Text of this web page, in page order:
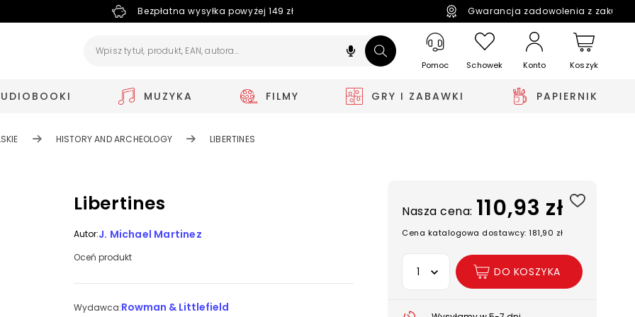
Bezpłatna wysyłka powyżej 149 zł Gwarancja zadowolenia z
Pomoc Schowek Konto Koszyk
MUZYKA FILMY GRY I ZABAWKI PAPIERNIK
HISTORY AND ARCHEOLOGY LIBERTINES
Libertines
Autor:J. Michael Martinez
Oceń produkt
Wydawca:Rowman & Littlefield
Nasza cena: 110,93 zł
Cena katalogowa dostawcy: 181,90 zł
Wybierz opcję
DO KOSZYKA